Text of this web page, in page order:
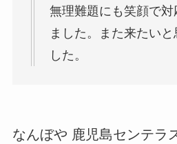
無理難題にも笑顔で対
ました。また来たい
した。
なんぼや 鹿児島センテラ